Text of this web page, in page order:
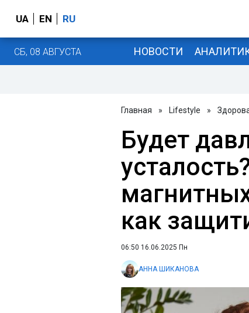
UA EN RU
СБ, 08 АВГУСТА НОВОСТИ
Главная » Lifestyle »
Будет
как
06:50 16.06.2025 Пн
АННА ШИКАНОВА